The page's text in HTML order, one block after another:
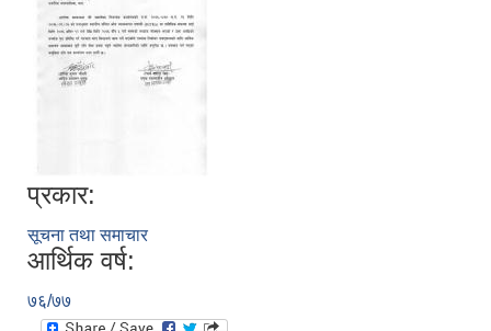
प्रकार:
सूचना तथा समाचार
आर्थिक वर्ष:
७६/७७